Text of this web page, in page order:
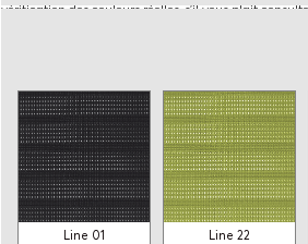
Line 01 Line 22
vérification des couleurs réelles, s'il vous plait
**** Les quantités de tissus indiquées sur le site
uni. Si votre commande est de trois unités et plus
service à la clientèle pour confirmer la quantité de
sélectionné une surcharge de 2 grades sera
AUTRES MODÈLES